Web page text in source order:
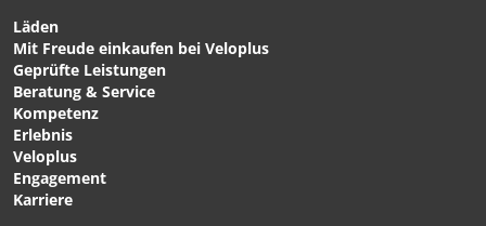
Läden
Mit Freude einkaufen bei Veloplus
Geprüfte Leistungen
Beratung & Service
Kompetenz
Erlebnis
Veloplus
Engagement
Karriere